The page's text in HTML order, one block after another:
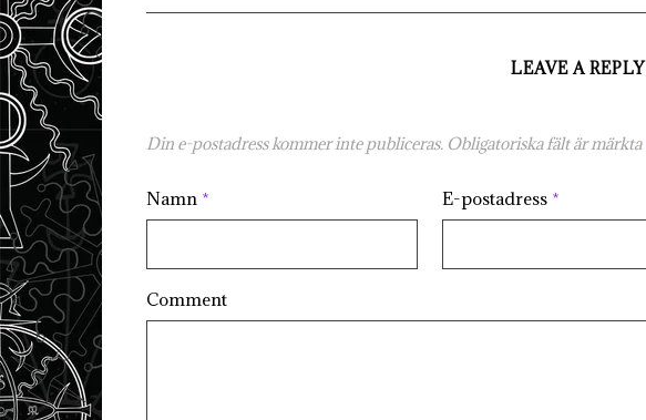
LEAVE A REPLY
Din e-postadress kommer inte publiceras. Obligatoriska fält är märkta
Namn * E-postadress *
Comment